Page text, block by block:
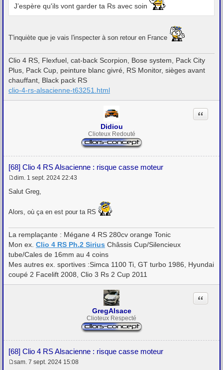
J’espère qu'ils vont garder ta Rs avec soin
T'inquiète que je vais l'inspecter à son retour en France
Clio 4 RS, Flexfuel, cat-back Scorpion, Bose system, Pack City
Plus, Pack Cup, peinture blanc givré, RS Monitor, sièges avant
chauffant, Black pack RS
clio-4-rs-alsacienne-t63251.html
Didiou
Clioteux Redouté
[68] Clio 4 RS Alsacienne : risque casse moteur
Citation
e
a
dim. 1 sept. 2024 22:43
Salut Greg,
Alors, où ça en est pour ta RS
La remplaçante : Mégane 4 RS 280cv orange Tonic
Mon ex. Clio 4 RS Ph.2 Sirius Châssis Cup/Silencieux
tube/Cales de 16mm au 4 coins
Mes autres ex. sportives :Simca 1100 Ti, GT turbo 1986, Hyundai
coupé 2 Facelift 2008, Clio 3 Rs 2 Cup 2011
GregAlsace
Clioteux Respecté
[68] Clio 4 RS Alsacienne : risque casse moteur
Citation
sam. 7 sept. 2024 15:08